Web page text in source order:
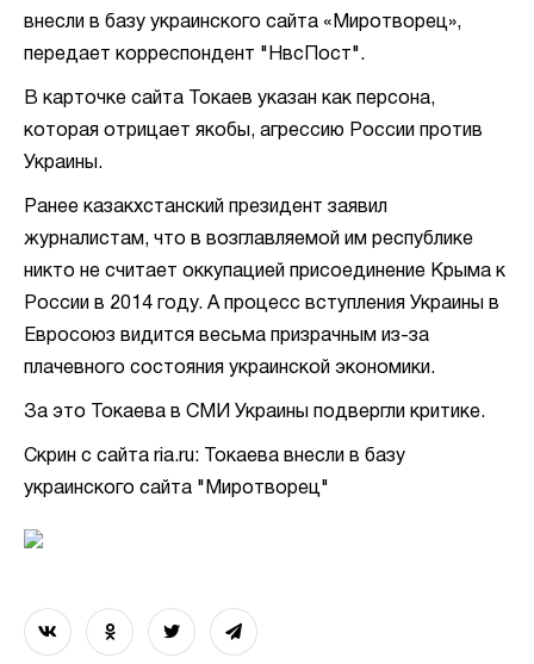
внесли в базу украинского сайта «Миротворец»,
передает корреспондент "НвсПост".
В карточке сайта Токаев указан как персона,
которая отрицает якобы, агрессию России против
Украины.
Ранее казакхстанский президент заявил
журналистам, что в возглавляемой им республике
никто не считает оккупацией присоединение Крыма к
России в 2014 году. А процесс вступления Украины в
Евросоюз видится весьма призрачным из-за
плачевного состояния украинской экономики.
За это Токаева в СМИ Украины подвергли критике.
Скрин с сайта ria.ru: Токаева внесли в базу
украинского сайта "Миротворец"